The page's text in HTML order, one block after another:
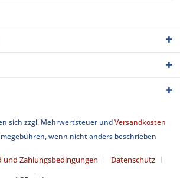
sich zzgl. Mehrwertsteuer undVersandkosten
wenn nicht anders beschrieben
und Zahlungsbedingungen
Datenschutz